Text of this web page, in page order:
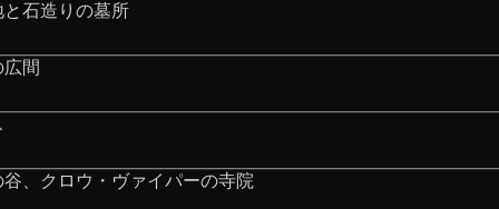
石造りの墓所
間
、クロウ・ヴァイパーの寺院